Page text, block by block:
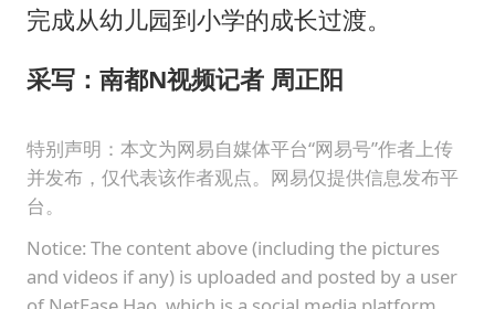
完成从幼儿园到小学的成长过渡。
采写：南都N视频记者 周正阳
特别声明：本文为网易自媒体平台“网易号”作者上传
并发布，仅代表该作者观点。网易仅提供信息发布平
台。
Notice: The content above (including the pictures
and videos if any) is uploaded and posted by a user